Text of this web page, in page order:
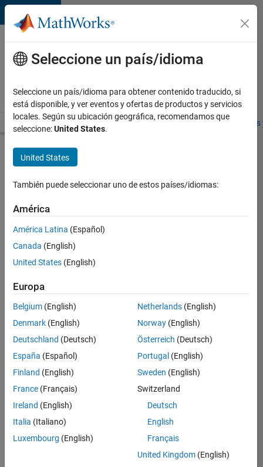
Saltar al contenido
Ofertas
de
empleo
MathWorks
Visión general Búsqueda de empleo Oficinas locales
Enviar
solicitud
Compiler
Engineer
LLVM
Inicie
en
su
cuenta
empleo
Dirección de correo electrónico
Seleccione un país/idioma
Seleccione un país/idioma para obtener contenido traducido, si
está disponible, y ver eventos y ofertas de productos y servicios
locales. Según su ubicación geográfica, recomendamos que
seleccione:United States.
United States
También puede seleccionar uno de estos países/idiomas:
América
América Latina (Español)
Canada (English)
United States (English)
Europa
Belgium (English)
Denmark (English)
Deutschland (Deutsch)
España (Español)
Finland (English)
France (Français)
Ireland (English)
Italia (Italiano)
Luxembourg (English)
Netherlands(English)
Norway(English)
Österreich (Deutsch)
Portugal (English)
Sweden (English)
Switzerland
Deutsch
English
Français
United Kingdom(English)